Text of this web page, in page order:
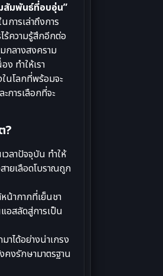
สัมพันธ์ที่อบอุ่น”
ารเล่าถึงการ
ร้ความรู้สึกอีกต่อ
กลางสงคราม
ทำให้เรา
นโลกที่พร้อมจะ
การเลือกที่จะ
?
วลาปัจจุบัน ทำให้
ายเลือดโบราณถูก
น้ากากที่เย็นชา
อสลัดสู่การเป็น
ได้อย่างน่าเกรง
งรักษามาตรฐาน